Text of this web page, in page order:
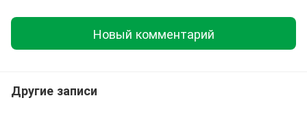
Новый комментарий
Другие записи